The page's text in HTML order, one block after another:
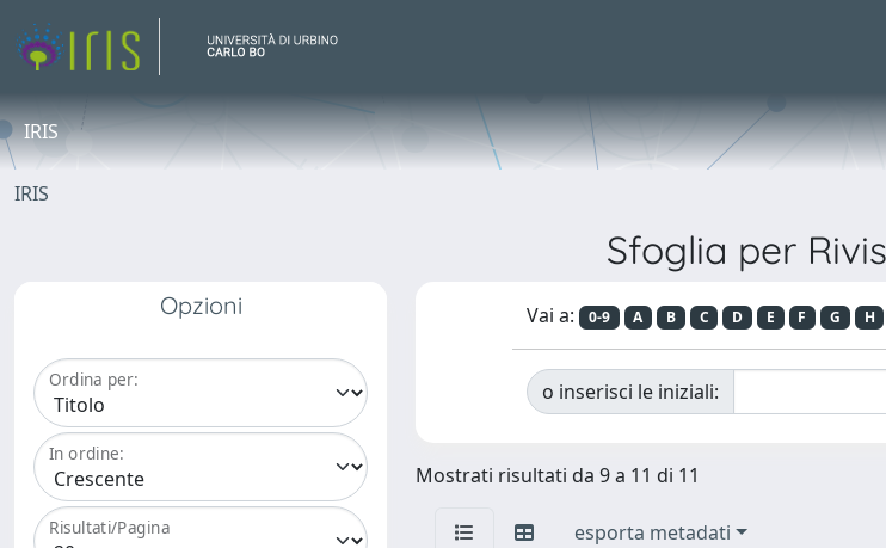
IRIS
IRIS
Sfoglia per
Opzioni
Ordina per:
In ordine:
Risultati/Pagina
Vai a: 0-9 A B C D E F G H
o inserisci le iniziali:
Mostrati risultati da 9 a 11 di 11
esporta metadati